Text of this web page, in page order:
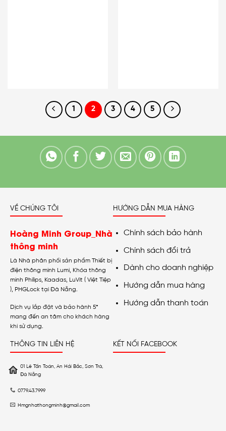
1 2 3 4 5
VỀ CHÚNG TÔI
Hoàng Minh Group_Nhà
thông minh
Là Nhà phân phối sản phẩm Thiết bị
điện thông minh Lumi, Khóa thông
minh Philips, Kaadas, LuVit ( Việt Tiệp
), PHGLock tại Đà Nẵng.
Dịch vụ lắp đặt và bảo hành 5*
mang đến an tâm cho khách hàng
khi sử dụng.
HƯỚNG DẪN MUA HÀNG
Chính sách bảo hành
Chính sách đổi trả
Dành cho doanh nghiệp
Hướng dẫn mua hàng
Hướng dẫn thanh toán
THÔNG TIN LIÊN HỆ
01 Lê Tấn Toán, An Hải Bắc, Sơn Trà,
Đà Nẵng
0779.43.7999
Hmgnhathongminh@gmail.com
KẾT NỐI FACEBOOK